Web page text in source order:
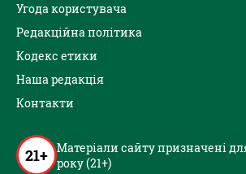
Угода користувача
Редакційна політика
Кодекс етики
Наша редакція
Контакти
21+ Матеріали сайту призначені
року (21+)